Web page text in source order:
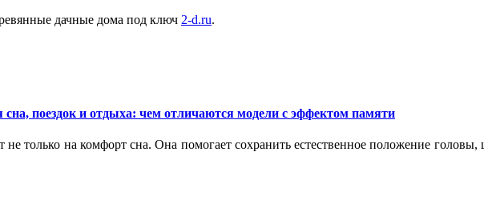
дачные дома под ключ 2-d.ru.
поездок и отдыха: чем отличаются модели с эффектом памяти
не только на комфорт сна. Она помогает сохранить естественное положение